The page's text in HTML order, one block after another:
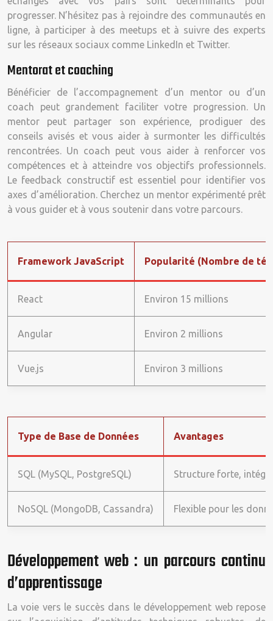
progresser. N’hésitez pas à rejoindre des communautés en
ligne, à participer à des meetups et à suivre des experts
sur les réseaux sociaux comme LinkedIn et Twitter.
Mentorat et coaching
Bénéficier de l’accompagnement d’un mentor ou d’un
coach peut grandement faciliter votre progression. Un
mentor peut partager son expérience, prodiguer des
conseils avisés et vous aider à surmonter les difficultés
rencontrées. Un coach peut vous aider à renforcer vos
compétences et à atteindre vos objectifs professionnels.
Le feedback constructif est essentiel pour identifier vos
axes d’amélioration. Cherchez un mentor expérimenté prêt
à vous guider et à vous soutenir dans votre parcours.
Framework JavaScript Popularité (Nombre de
React Environ 15 millions
Angular Environ 2 millions
Vue.js Environ 3 millions
Type de Base de Données Avantages
SQL (MySQL, PostgreSQL) Structure forte,
NoSQL (MongoDB, Cassandra) Flexible pour les
Développement web : un parcours continu
d’apprentissage
La voie vers le succès dans le développement web repose